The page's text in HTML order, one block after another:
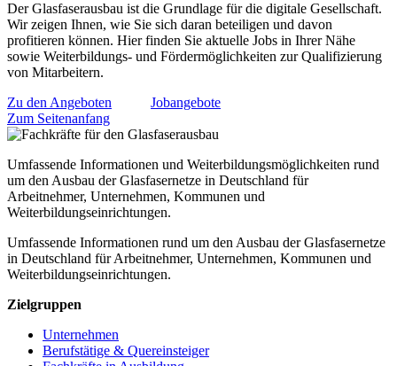
Der Glasfaserausbau ist die Grundlage für die digitale Gesellschaft.
Wir zeigen Ihnen, wie Sie sich daran beteiligen und davon
profitieren können. Hier finden Sie aktuelle Jobs in Ihrer Nähe
sowie Weiterbildungs- und Fördermöglichkeiten zur Qualifizierung
von Mitarbeitern.
Zu den Angeboten
Jobangebote
Zum Seitenanfang
Umfassende Informationen und Weiterbildungsmöglichkeiten rund
um den Ausbau der Glasfasernetze in Deutschland für
Arbeitnehmer, Unternehmen, Kommunen und
Weiterbildungseinrichtungen.
Umfassende Informationen rund um den Ausbau der Glasfasernetze
in Deutschland für Arbeitnehmer, Unternehmen, Kommunen und
Weiterbildungseinrichtungen.
Zielgruppen
Unternehmen
Berufstätige & Quereinsteiger